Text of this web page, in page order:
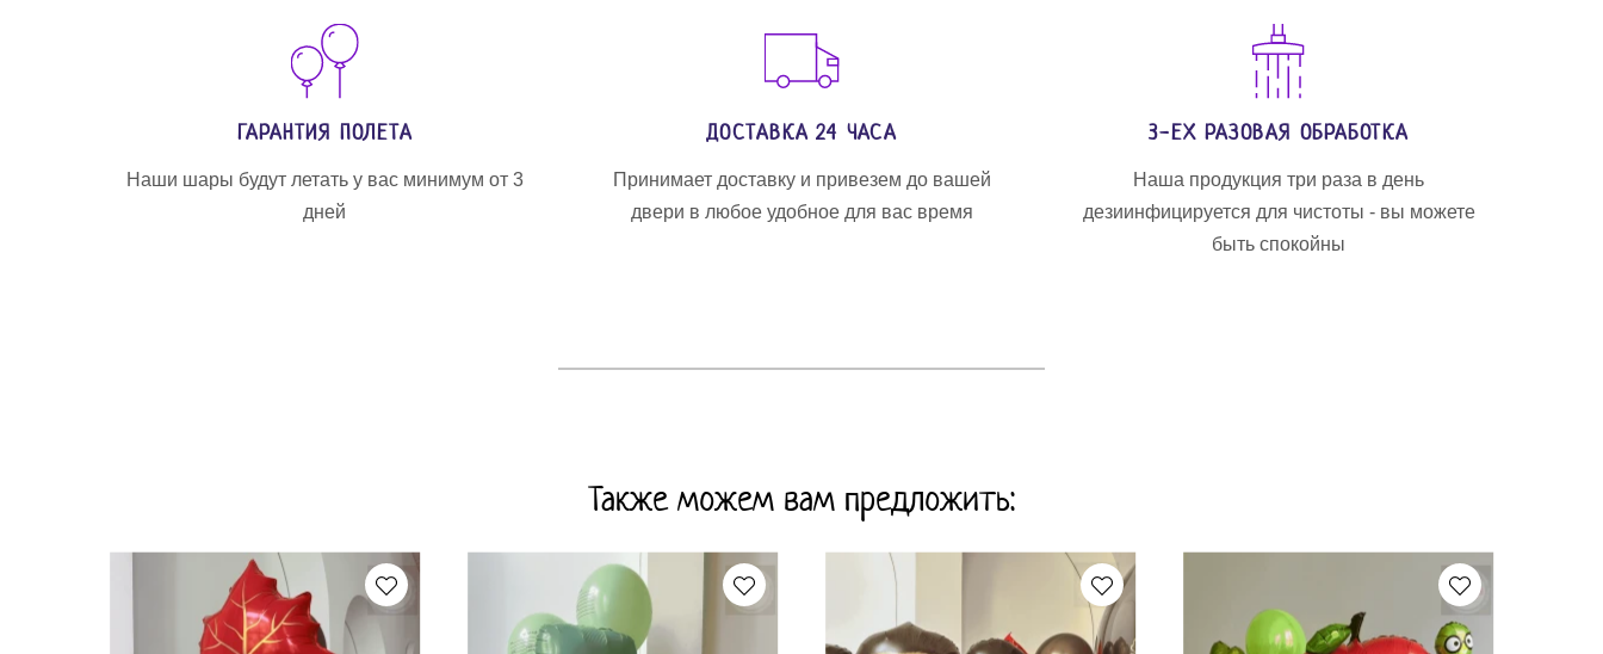
ГАРАНТИЯ ПОЛЕТА
Наши шары будут летать у вас минимум от 3
дней
ДОСТАВКА 24 ЧАСА
Принимает доставку и привезем до вашей
двери в любое удобное для вас время
3-ЕХ РАЗОВАЯ ОБРАБОТКА
Наша продукция три раза в день
дезиинфицируется для чистоты - вы можете
быть спокойны
Также можем вам предложить: